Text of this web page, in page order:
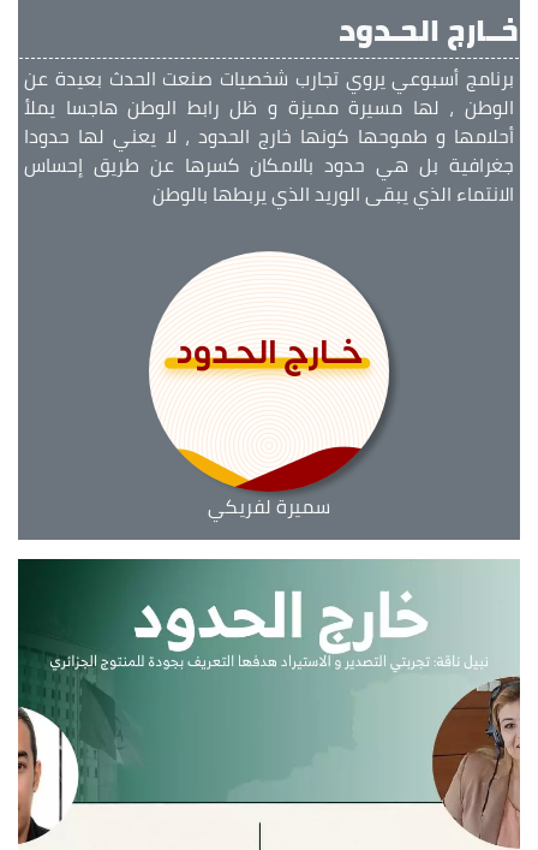
خــارج الحـدود
برنامج أسبوعي يروي تجارب شخصيات صنعت الحدث بعيدة عن
الوطن ، لها مسيرة مميزة و ظل رابط الوطن هاجسا يملأ
أحلامها و طموحها كونها خارج الحدود ، لا يعني لها حدودا
جغرافية بل هي حدود بالامكان كسرها عن طريق إحساس
الانتماء الذي يبقى الوريد الذي يربطها بالوطن
سميرة لفريكي